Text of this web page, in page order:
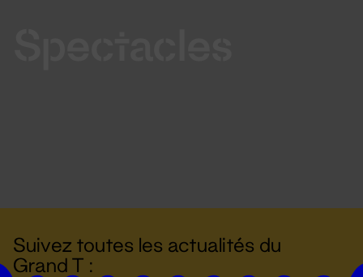
Suivez toutes les actualités du
Grand T :